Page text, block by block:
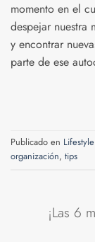
momento en el
despejar nuestra
y encontrar
parte de ese
Publicado en Lifestyle
organización, tips
¡Las 6